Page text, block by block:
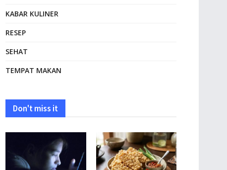
KABAR KULINER
RESEP
SEHAT
TEMPAT MAKAN
Don't miss it